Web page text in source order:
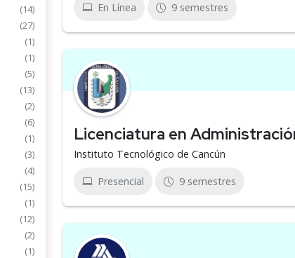
(14)
(27)
(1)
(1)
(5)
(13)
(2)
(6)
(1)
(3)
(4)
(15)
(1)
(12)
(2)
(1)
En Línea 9 semestres
Licenciatura en
Instituto Tecnológico de Cancún
Presencial 9 semestres